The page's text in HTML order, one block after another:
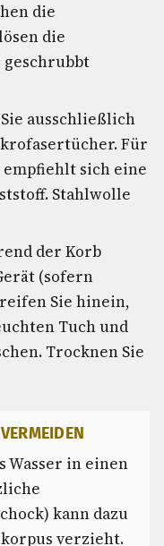
die
die
ausschließlich
Für
sich eine
Stahlwolle
der Korb
(sofern
Sie hinein,
Tuch und
Trocknen Sie
Wasser in einen
kann dazu
verzieht.